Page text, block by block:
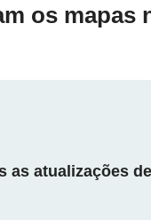
os mapas
as atualizações de